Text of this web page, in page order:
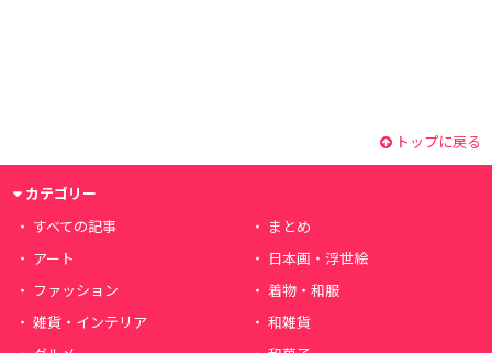
トップに戻る
カテゴリー
すべての記事
まとめ
アート
日本画・浮世絵
ファッション
着物・和服
雑貨・インテリア
和雑貨